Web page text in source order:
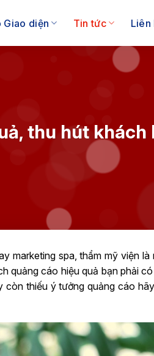
Giao diện Tin tức Liên
thu hút khách
marketing spa, thẩm mỹ viện
cáo hiệu quả bạn phải
thiếu ý tưởng quảng cáo